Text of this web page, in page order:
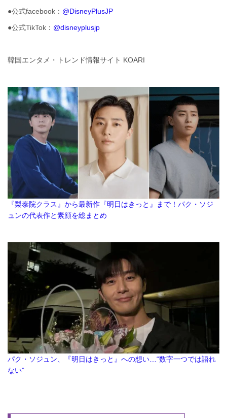
●公式facebook： @DisneyPlusJP
●公式TikTok： @disneyplusjp
韓国エンタメ・トレンド情報サイト KOARI
『梨泰院クラス』から最新作『明日はきっと』まで！パク・ソジ
ュンの代表作と素顔を総まとめ
パク・ソジュン、『明日はきっと』への想い…“数字一つでは語れ
ない”